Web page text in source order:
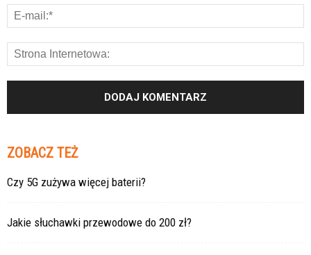
ZOBACZ TEŻ
Czy 5G zużywa więcej baterii?
Jakie słuchawki przewodowe do 200 zł?